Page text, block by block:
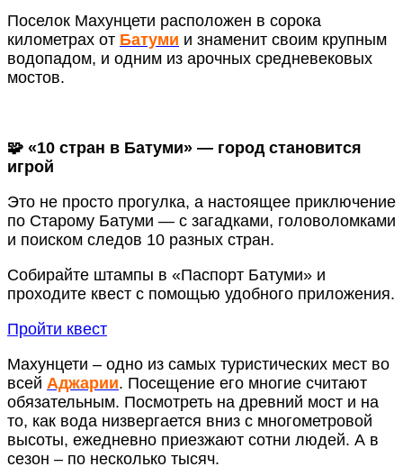
Поселок Махунцети расположен в сорока
километрах от Батуми и знаменит своим крупным
водопадом, и одним из арочных средневековых
мостов.
🧩 «10 стран в Батуми» — город становится
игрой
Это не просто прогулка, а настоящее приключение
по Старому Батуми — с загадками, головоломками
и поиском следов 10 разных стран.
Собирайте штампы в «Паспорт Батуми» и
проходите квест с помощью удобного приложения.
Пройти квест
Махунцети – одно из самых туристических мест во
всей Аджарии. Посещение его многие считают
обязательным. Посмотреть на древний мост и на
то, как вода низвергается вниз с многометровой
высоты, ежедневно приезжают сотни людей. А в
сезон – по несколько тысяч.